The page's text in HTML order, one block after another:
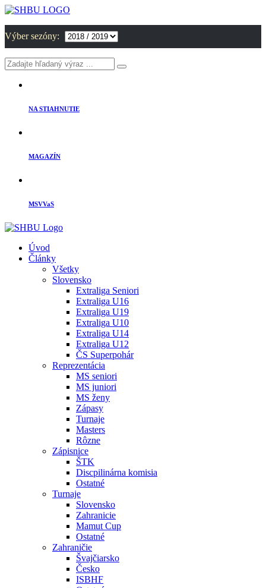
Výber sezóny:
NA STIAHNUTIE
MAGAZÍN
MSVVaS
Úvod
Články
Všetky
Slovensko
Extraliga Seniori
Extraliga U16
Extraliga U19
Extraliga U10
Extraliga U14
Extraliga U12
ČS Superpohár
Reprezentácia
MS seniori
MS juniori
MS ženy
Zápasy
Turnaje
Masters
Rôzne
Zápisnice
ŠTK
Discpilinárna komisia
Ostatné
Turnaje
Slovensko
Zahranicie
Mamut Cup
Ostatné
Zahraničie
Švajčiarsko
Česko
ISBHF